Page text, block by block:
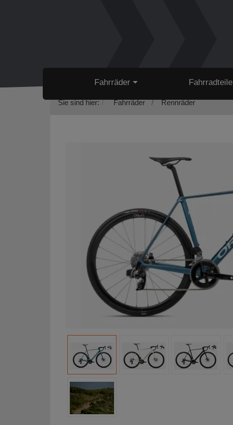
Fahrräder Fahrradteile
Sie sind hier: Fahrräder Rennräder